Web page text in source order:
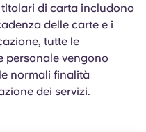
titolari di carta includono
delle carte e i
tutte le
personale vengono
normali finalità
dei servizi.